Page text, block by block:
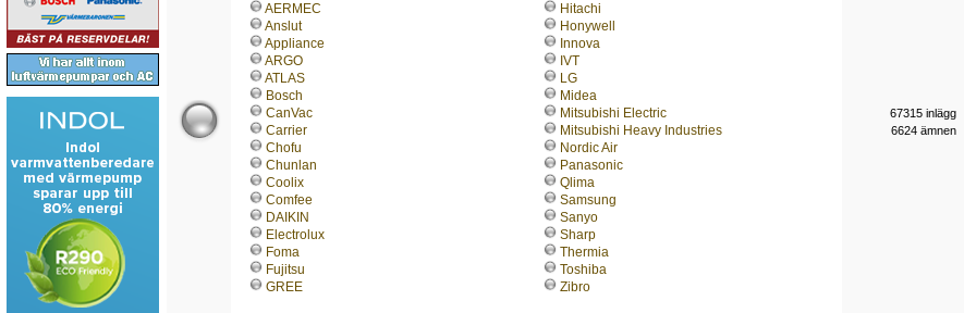
AERMEC
Anslut
Appliance
ARGO
ATLAS
Bosch
CanVac
Carrier
Chofu
Chunlan
Coolix
Comfee
DAIKIN
Electrolux
Foma
Fujitsu
GREE
Hitachi
Honywell
Innova
IVT
LG
Midea
Mitsubishi Electric
Mitsubishi Heavy Industries
Nordic Air
Panasonic
Qlima
Samsung
Sanyo
Sharp
Thermia
Toshiba
Zibro
67315 inlägg
6624 ämnen